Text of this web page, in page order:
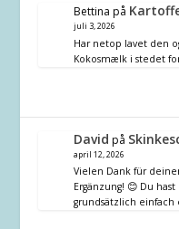
Bettina på
juli 3, 2026
Har netop lavet den
Kokosmælk i stedet
David på
april 12, 2026
Vielen Dank für
Ergänzung! 😊 Du
grundsätzlich